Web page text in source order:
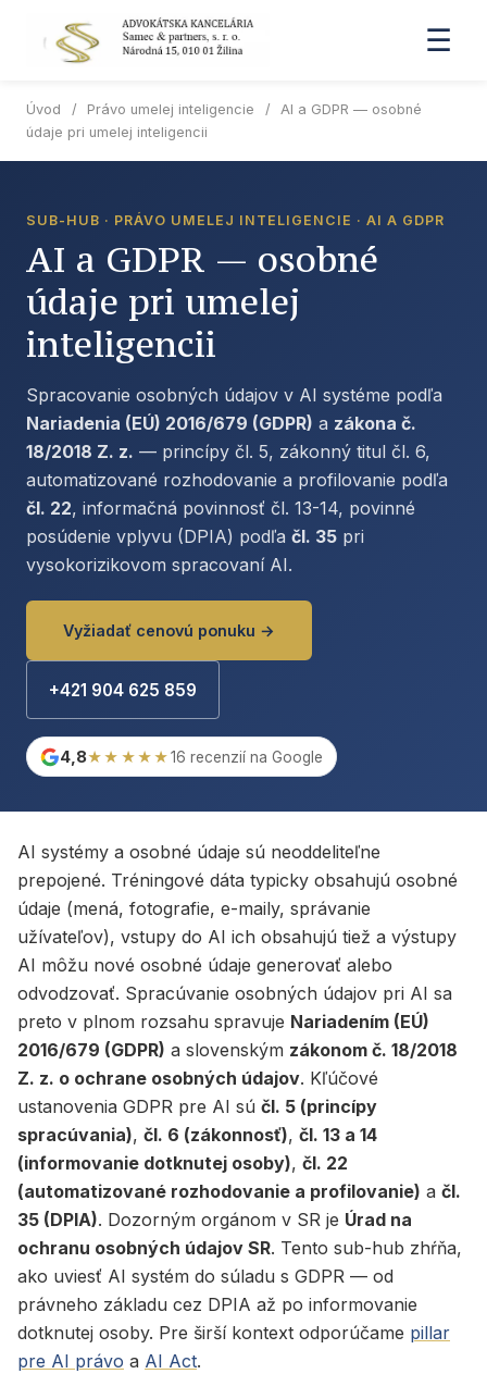
☰
Úvod / Právo umelej inteligencie /
AI a GDPR — osobné
údaje pri umelej inteligencii
SUB-HUB · PRÁVO UMELEJ INTELIGENCIE · AI A GDPR
AI a GDPR — osobné
údaje pri umelej
inteligencii
Spracovanie osobných údajov v AI systéme podľa
Nariadenia (EÚ) 2016/679 (GDPR) a zákona č.
18/2018 Z. z. — princípy čl. 5, zákonný titul čl. 6,
automatizované rozhodovanie a profilovanie podľa
čl. 22, informačná povinnosť čl. 13-14, povinné
posúdenie vplyvu (DPIA) podľa čl. 35 pri
vysokorizikovom spracovaní AI.
Vyžiadať cenovú ponuku →
+421 904 625 859
4,8★★★★★16 recenzií na Google
AI systémy a osobné údaje sú neoddeliteľne
prepojené. Tréningové dáta typicky obsahujú osobné
údaje (mená, fotografie, e-maily, správanie
užívateľov), vstupy do AI ich obsahujú tiež a výstupy
AI môžu nové osobné údaje generovať alebo
odvodzovať. Spracúvanie osobných údajov pri AI sa
preto v plnom rozsahu spravuje Nariadením (EÚ)
2016/679 (GDPR) a slovenským zákonom č. 18/2018
Z. z. o ochrane osobných údajov. Kľúčové
ustanovenia GDPR pre AI sú čl. 5 (princípy
spracúvania), čl. 6 (zákonnosť), čl. 13 a 14
(informovanie dotknutej osoby), čl. 22
(automatizované rozhodovanie a profilovanie) a čl.
35 (DPIA). Dozorným orgánom v SR je Úrad na
ochranu osobných údajov SR. Tento sub-hub zhŕňa,
ako uviesť AI systém do súladu s GDPR — od
právneho základu cez DPIA až po informovanie
dotknutej osoby. Pre širší kontext odporúčame pillar
pre AI právo a AI Act.